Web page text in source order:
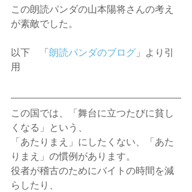
この朗読パンダの山本陽将さんの考え
が素敵でした。
以下　「 朗読パンダのブログ 」より引
用
この国では、「舞台に立つたびに貧し
くなる」という、
「あたりまえ」にしたくない、「あた
りまえ」の慣例があります。
役者が稽古のためにバイトの時間を減
らしたり、